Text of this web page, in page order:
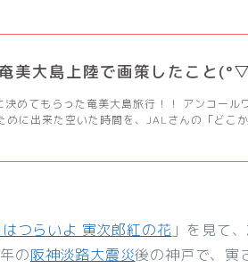
美大島上陸で画策したこと
決めてもらった奄美大島旅行！！ アンコール
めに出来た空いた時間を、JALさんの「どこ
つらいよ 寅次郎紅の花 」を見て
の阪神淡路大震災後の神戸で、寅